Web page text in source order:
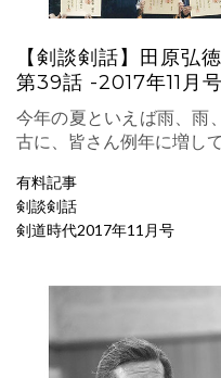
【剣談剣話】田原弘
第39話 -2017年11月
今年の夏といえば雨、雨
古に、皆さん例年に増し
有料記事
剣談剣話
剣道時代2017年11月号